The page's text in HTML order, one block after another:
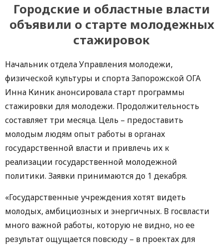
Городские и областные власти
объявили о старте молодежных
стажировок
Начальник отдела Управления молодежи,
физической культуры и спорта Запорожской ОГА
Инна Киник анонсировала старт программы
стажировки для молодежи. Продолжительность
составляет три месяца. Цель – предоставить
молодым людям опыт работы в органах
государственной власти и привлечь их к
реализации государственной молодежной
политики. Заявки принимаются до 1 декабря.
«Государственные учреждения хотят видеть
молодых, амбициозных и энергичных. В госвласти
много важной работы, которую не видно, но ее
результат ощущается повсюду – в проектах для